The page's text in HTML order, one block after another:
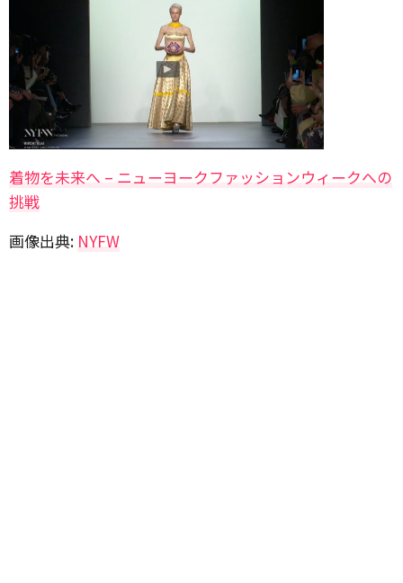
着物を未来へ – ニューヨークファッションウィークへの
挑戦
画像出典: NYFW